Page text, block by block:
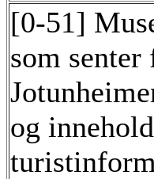
[0-51]
som senter
og